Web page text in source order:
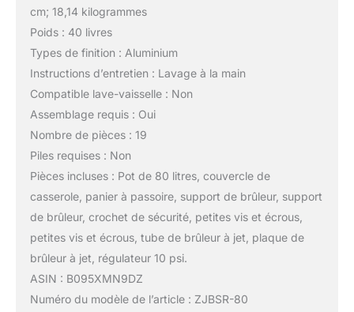
cm; 18,14 kilogrammes
Poids : 40 livres
Types de finition : Aluminium
Instructions d’entretien : Lavage à la main
Compatible lave-vaisselle : Non
Assemblage requis : Oui
Nombre de pièces : 19
Piles requises : Non
Pièces incluses : Pot de 80 litres, couvercle de
casserole, panier à passoire, support de brûleur, support
de brûleur, crochet de sécurité, petites vis et écrous,
petites vis et écrous, tube de brûleur à jet, plaque de
brûleur à jet, régulateur 10 psi.
ASIN : B095XMN9DZ
Numéro du modèle de l’article : ZJBSR-80